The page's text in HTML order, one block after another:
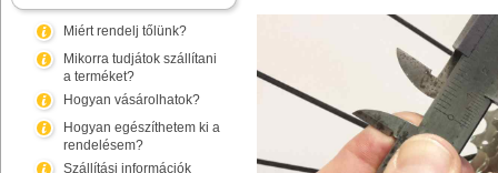
Miért rendelj tőlünk?
Mikorra tudjátok szállítani
a terméket?
Hogyan vásárolhatok?
Hogyan egészíthetem ki a
rendelésem?
Szállítási információk